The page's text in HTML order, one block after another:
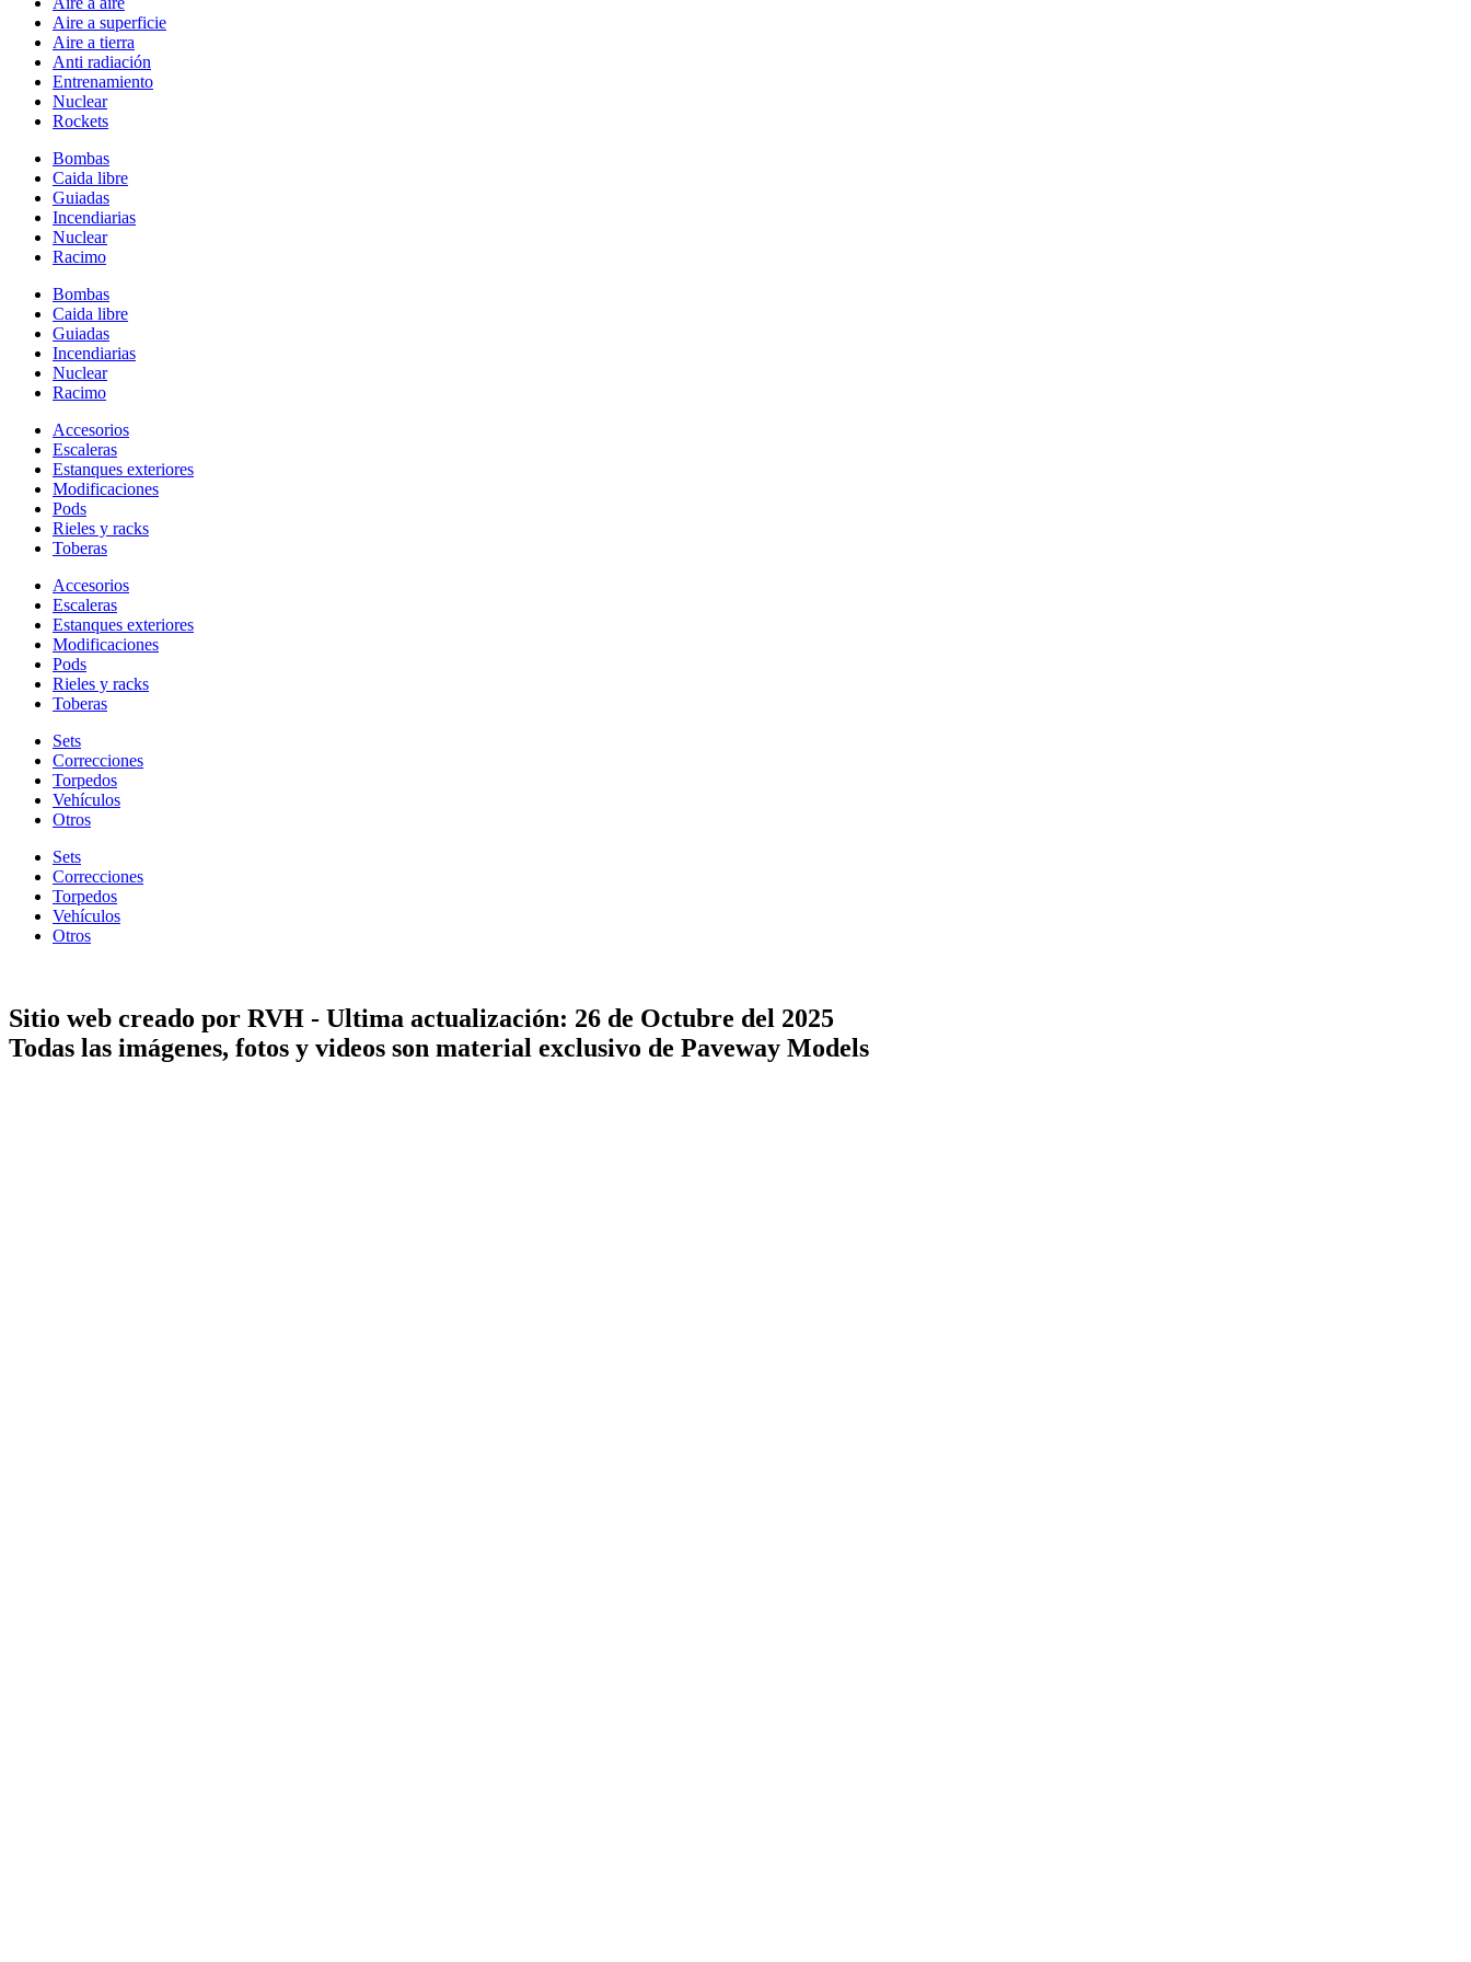
Aire a superficie
Aire a tierra
Anti radiación
Entrenamiento
Nuclear
Rockets
Bombas
Caida libre
Guiadas
Incendiarias
Nuclear
Racimo
Bombas
Caida libre
Guiadas
Incendiarias
Nuclear
Racimo
Accesorios
Escaleras
Estanques exteriores
Modificaciones
Pods
Rieles y racks
Toberas
Accesorios
Escaleras
Estanques exteriores
Modificaciones
Pods
Rieles y racks
Toberas
Sets
Correcciones
Torpedos
Vehículos
Otros
Sets
Correcciones
Torpedos
Vehículos
Otros
Sitio web creado por RVH - Ultima actualización: 26 de Octubre del 2025
Todas las imágenes, fotos y videos son material exclusivo de Paveway Models